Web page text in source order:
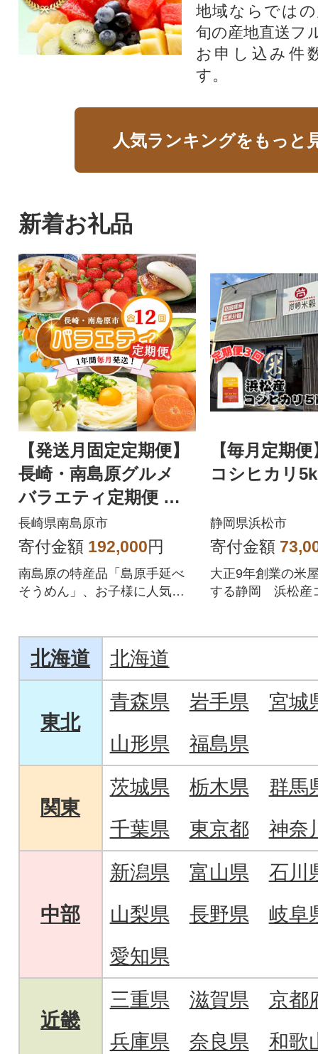
地域ならでは
旬の産地直送フ
お申し込み件
す。
人気ランキングをもっと
新着お礼品
【発送月固定定期便】
長崎・南島原グルメ
バラエティ定期便 ち
ゃんぽん 角煮 フルー
ツ など全12回
長崎県南島原市
寄付金額 192,000円
南島原の特産品「島原手延べ
そうめん」、お子様に人気の
【毎月定期
コシヒカリ
静岡県浜松市
寄付金額
大正9年創業の米
する静岡 浜松産
北海道 北海道
東北
青森県 岩手県
宮城
山形県
福島県
関東
茨城県 栃木県
群馬
千葉県
東京都 神奈
中部
新潟県 富山県
石川
山梨県
長野県
岐阜
愛知県
近畿
三重県 滋賀県
京都
兵庫県
奈良県 和歌